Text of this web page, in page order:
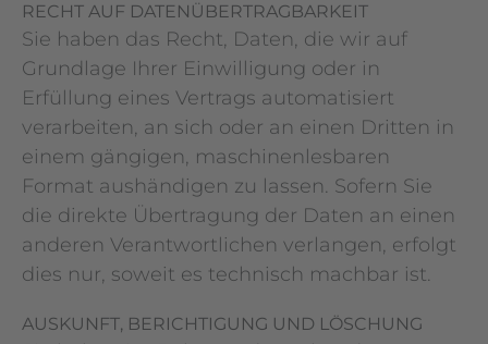
RECHT AUF DATEN­ÜBERTRAG­BARKEIT
Sie haben das Recht, Daten, die wir auf
Grundlage Ihrer Einwilligung oder in
Erfüllung eines Vertrags automatisiert
verarbeiten, an sich oder an einen Dritten in
einem gängigen, maschinenlesbaren
Format aushändigen zu lassen. Sofern Sie
die direkte Übertragung der Daten an einen
anderen Verantwortlichen verlangen, erfolgt
dies nur, soweit es technisch machbar ist.
AUSKUNFT, BERICHTIGUNG UND LÖSCHUNG